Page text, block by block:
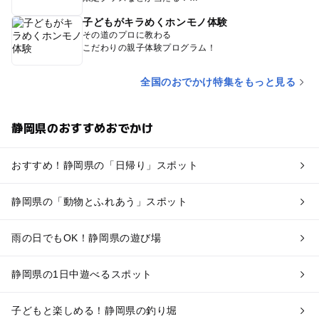
子どもがキラめくホンモノ体験
その道のプロに教わる
こだわりの親子体験プログラム！
全国のおでかけ特集をもっと見る
静岡県のおすすめおでかけ
おすすめ！静岡県の「日帰り」スポット
静岡県の「動物とふれあう」スポット
雨の日でもOK！静岡県の遊び場
静岡県の1日中遊べるスポット
子どもと楽しめる！静岡県の釣り堀